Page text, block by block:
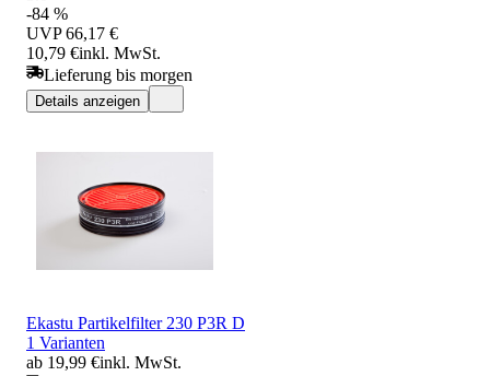
-84 %
UVP 66,17 €
10,79 €inkl. MwSt.
Lieferung bis morgen
Details anzeigen
Ekastu Partikelfilter 230 P3R D
1 Varianten
ab 19,99 €inkl. MwSt.